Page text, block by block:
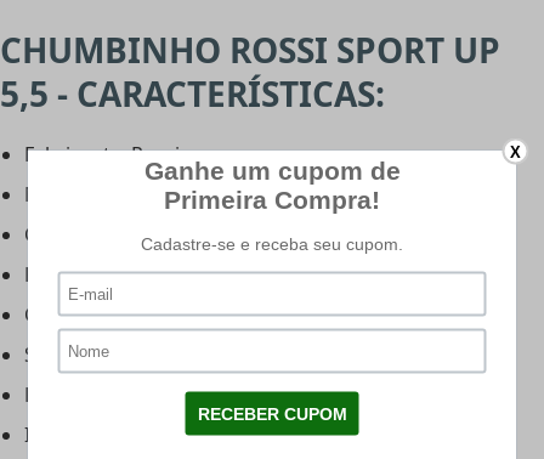
CHUMBINHO ROSSI SPORT UP
5,5 - CARACTERÍSTICAS:
Fabricante: Rossi
Modelo: Sport Up
Calibre:
Chumbo 5.5mm (.22)
Peso: 0,94g (14,5 grains)
Cabeça: Dommed
Saia: Estriada
Função: Precisão e Performance
Indicação de uso: Tiro Esportivo
X